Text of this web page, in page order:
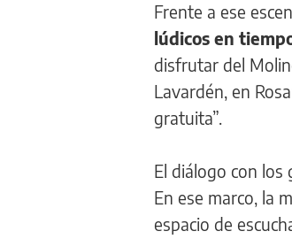
Frente a ese
lúdicos en
disfrutar del
Lavardén, en
gratuita”.
El diálogo con
En ese marco, la
espacio de